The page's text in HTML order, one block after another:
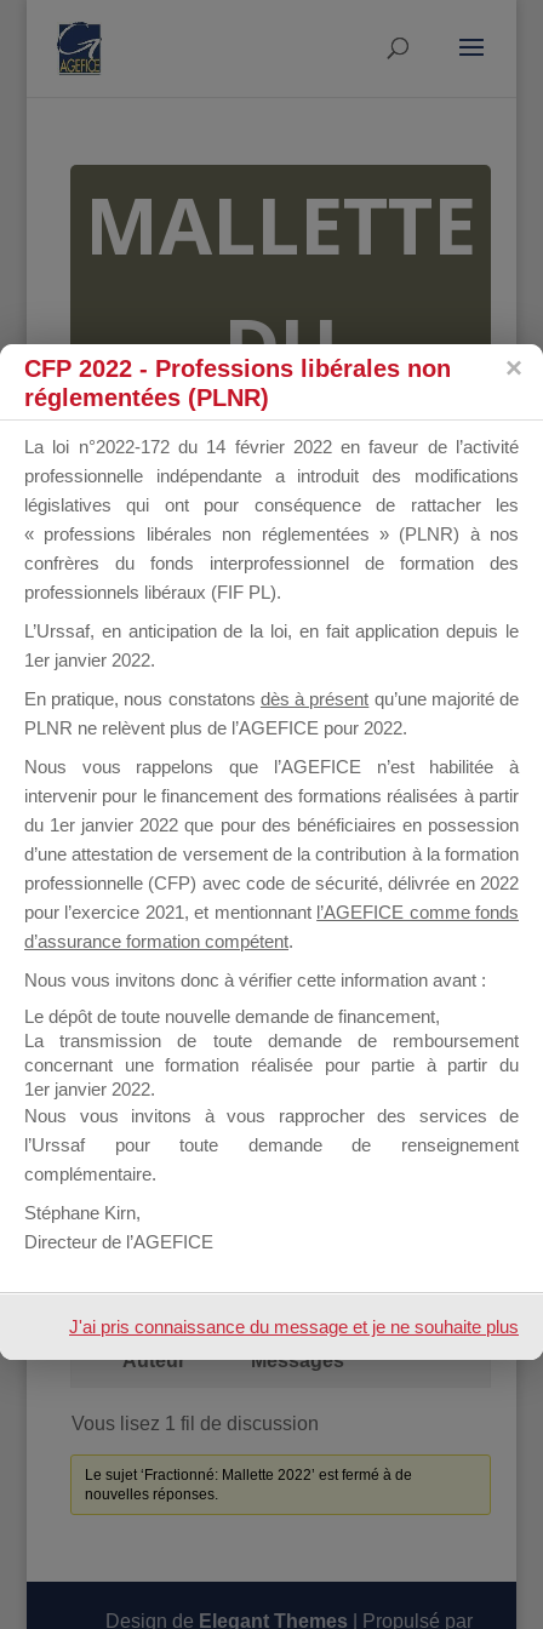
MALLETTE
DU
DIRIGEANT
Groupe Public
il y a un mois
Formation qui souhaitent répondre à l’Appel à
Propositions Mallette du Dirigeant.
Ce groupe propose un forum dédié au support
sur lequel il est possible de laisser un message
ou poser une question.
NB : Il est nécessaire d’être
pouvoir rejoindre ce groupe
Fractionné: Mallette 2022
Auteur Messages
Auteur Messages
Vous lisez 1 fil de discussion
Le sujet ‘Fractionné: Mallette 2022’ est fermé à de
nouvelles réponses.
Design de Elegant Themes | Propulsé par
CFP 2022 - Professions libérales non
réglementées (PLNR)
La loi n°2022-172 du 14 février 2022 en faveur de l’activité
professionnelle indépendante a introduit des modifications
législatives qui ont pour conséquence de rattacher les
« professions libérales non réglementées » (PLNR) à nos
confrères du fonds interprofessionnel de formation des
professionnels libéraux (FIF PL).
L’Urssaf, en anticipation de la loi, en fait application depuis le
1er janvier 2022.
En pratique, nous constatons dès à présent qu’une majorité de
PLNR ne relèvent plus de l’AGEFICE pour 2022.
Nous vous rappelons que l’AGEFICE n’est habilitée à
intervenir pour le financement des formations réalisées à partir
du 1er janvier 2022 que pour des bénéficiaires en possession
d’une attestation de versement de la contribution à la formation
professionnelle (CFP) avec code de sécurité, délivrée en 2022
pour l’exercice 2021, et mentionnant l’AGEFICE comme fonds
d’assurance formation compétent.
Nous vous invitons donc à vérifier cette information avant :
Le dépôt de toute nouvelle demande de financement,
La transmission de toute demande de remboursement
concernant une formation réalisée pour partie à partir du
1er janvier 2022.
Nous vous invitons à vous rapprocher des services de
l’Urssaf pour toute demande de renseignement
complémentaire.
Stéphane Kirn,
Directeur de l’AGEFICE
J'ai pris connaissance du message et je ne souhaite plus